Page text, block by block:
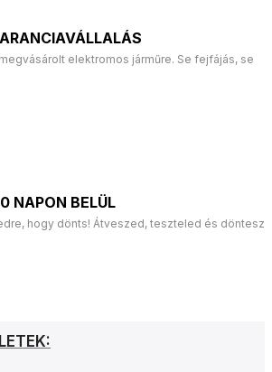
elektromos járműre. Se fejfájás, se
NAPON BELÜL
hogy dönts! Átveszed, teszteled és döntesz